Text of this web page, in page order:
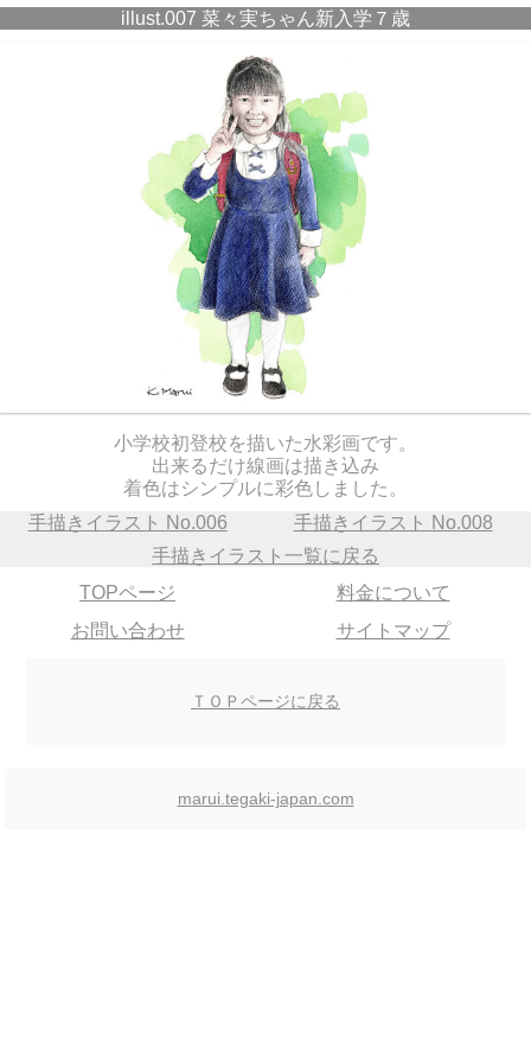
illust.007 菜々実ちゃん新入学７歳
小学校初登校を描いた水彩画です。
出来るだけ線画は描き込み
着色はシンプルに彩色しました。
手描きイラスト No.006
手描きイラスト No.008
手描きイラスト一覧に戻る
TOPページ
料金について
お問い合わせ
サイトマップ
ＴＯＰページに戻る
marui.tegaki-japan.com